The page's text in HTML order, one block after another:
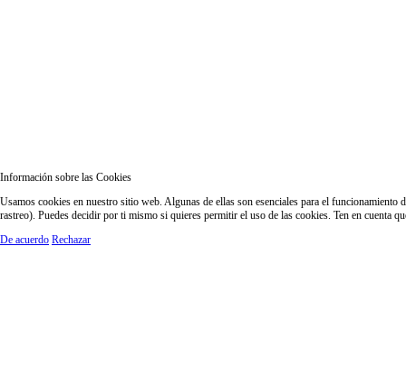
Información sobre las Cookies
Usamos cookies en nuestro sitio web. Algunas de ellas son esenciales para el
rastreo). Puedes decidir por ti mismo si quieres permitir el uso de las cookies. Ten en cuenta
De acuerdo Rechazar